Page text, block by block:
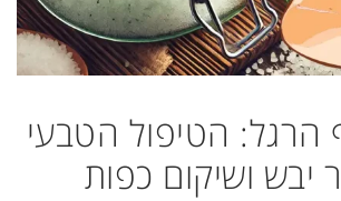
הרגל: הטיפול הטבעי
יבש ושיקום כפות